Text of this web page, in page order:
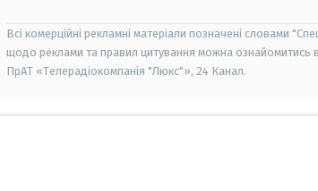
Всі комерційні рекламні матеріали позначені словами
щодо реклами та правил цитування можна ознайомитись
ПрАТ «Телерадіокомпанія "Люкс"», 24 Канал.